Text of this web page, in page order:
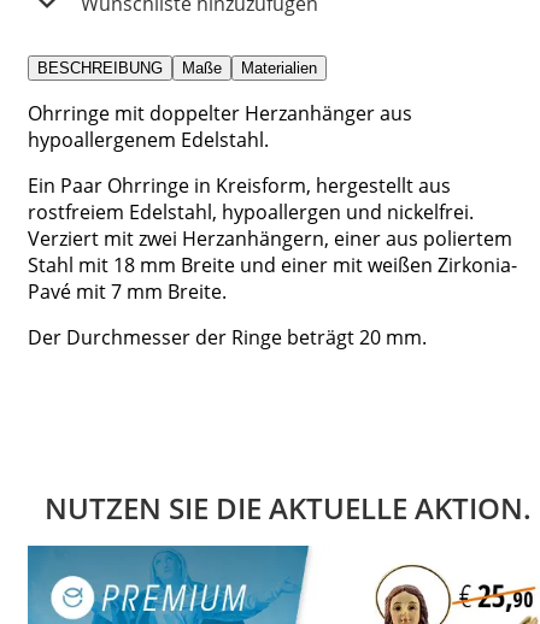
BESCHREIBUNG Maße Materialien
Ohrringe mit doppelter Herzanhänger aus
hypoallergenem Edelstahl.
Ein Paar Ohrringe in Kreisform, hergestellt aus
rostfreiem Edelstahl, hypoallergen und nickelfrei.
Verziert mit zwei Herzanhängern, einer aus poliertem
Stahl mit 18 mm Breite und einer mit weißen Zirkonia-
Pavé mit 7 mm Breite.
Der Durchmesser der Ringe beträgt 20 mm.
NUTZEN SIE DIE AKTUELLE AKTION.